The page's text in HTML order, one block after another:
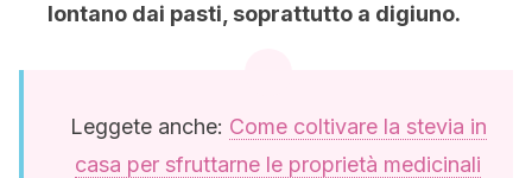
lontano dai pasti, soprattutto a digiuno.
Leggete anche: Come coltivare la stevia in
casa per sfruttarne le proprietà medicinali